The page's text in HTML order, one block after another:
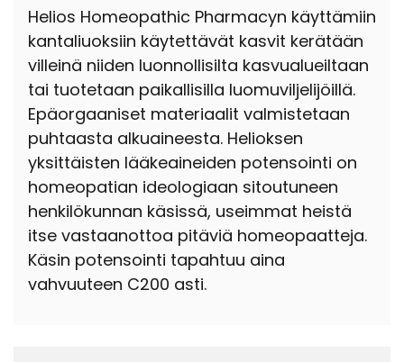
Helios Homeopathic Pharmacyn käyttämiin
kantaliuoksiin käytettävät kasvit kerätään
villeinä niiden luonnollisilta kasvualueiltaan
tai tuotetaan paikallisilla luomuviljelijöillä.
Epäorgaaniset materiaalit valmistetaan
puhtaasta alkuaineesta. Helioksen
yksittäisten lääkeaineiden potensointi on
homeopatian ideologiaan sitoutuneen
henkilökunnan käsissä, useimmat heistä
itse vastaanottoa pitäviä homeopaatteja.
Käsin potensointi tapahtuu aina
vahvuuteen C200 asti.